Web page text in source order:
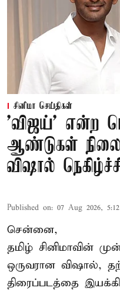
சினிமா செய்திகள்
'விஜய்' என்ற
ஆண்டுகள்
விஷால்
Published on: 07 Aug 2026,
சென்னை,
தமிழ் சினிமாவின்
ஒருவரான விஷால்,
திரைப்படத்தை